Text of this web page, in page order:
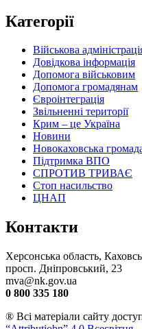
Категорії
Військова
Довідкова інформація
Допомога військовим
Допомога громадянам
Євроінтеграція
Звільненні території
Крим – це Україна
Новини
Новокаховська
Підтримка ВПО
СПРОТИВ ТРИВАЄ
Стоп насильство
ЦНАП
Контакти
Херсонська область,
просп. Дніпровський, 23
mva@nk.gov.ua
0 800 335 180
® Всі матеріали сайту